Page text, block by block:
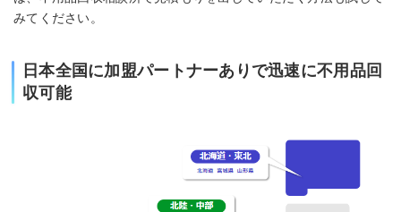
みてください。
日本全国に加盟パートナーありで迅速に不用品回
収可能